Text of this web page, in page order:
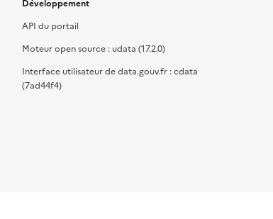
Développement
API du portail
Moteur open source : udata (17.2.0)
Interface utilisateur de data.gouv.fr : cdata
(7ad44f4)